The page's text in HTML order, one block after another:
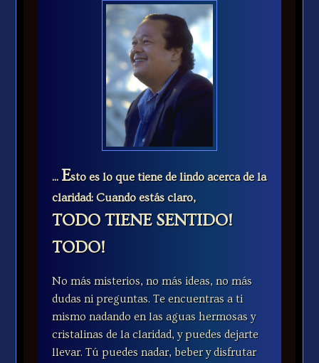
... Esto es lo que tiene de lindo acerca de la
claridad: Cuando estás claro,
TODO TIENE SENTIDO!
TODO!
No más misterios, no más ideas, no más
dudas ni preguntas. Te encuentras a ti
mismo nadando en las aguas hermosas y
cristalinas de la claridad, y puedes dejarte
llevar. Tú puedes nadar, beber y disfrutar